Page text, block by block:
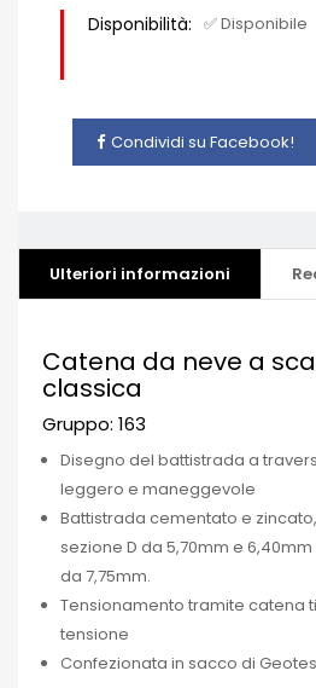
Disponibilità: ✅ Disponibile
Condividi su Facebook!
Ulteriori informazioni
Catena da neve a
classica
Gruppo: 163
Disegno del battistrada a
leggero e maneggevole
Battistrada cementato e
sezione D da 5,70mm e
da 7,75mm.
Tensionamento tramite catena
tensione
Confezionata in sacco di